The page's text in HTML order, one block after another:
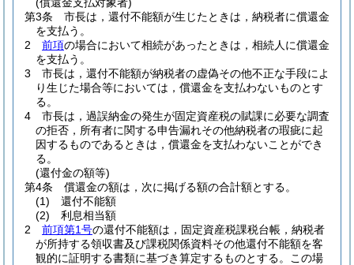
第3条
市長は，還付不能額が生じたときは，納税者に償還金
を支払う。
2
前項の場合において相続があったときは，相続人に償還金
を支払う。
3
市長は，還付不能額が納税者の虚偽その他不正な手段によ
り生じた場合等においては，償還金を支払わないものとす
る。
4
市長は，過誤納金の発生が固定資産税の賦課に必要な調査
の拒否，所有者に関する申告漏れその他納税者の瑕疵に起
因するものであるときは，償還金を支払わないことができ
る。
(還付金の額等)
第4条
償還金の額は，次に掲げる額の合計額とする。
(1)
還付不能額
(2)
利息相当額
2
前項第1号の還付不能額は，固定資産税課税台帳，納税者
が所持する領収書及び課税関係資料その他還付不能額を客
観的に証明する書類に基づき算定するものとする。
この場